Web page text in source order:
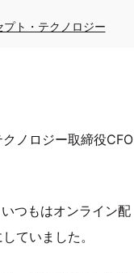
ト・テクノロジー
ノロジー取締役CFO
つもはオンライン配
ていました。